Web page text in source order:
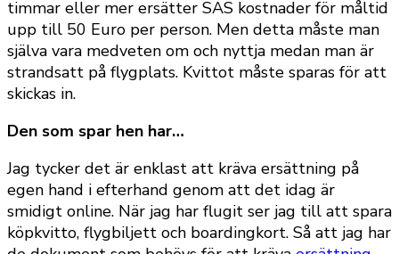
timmar eller mer ersätter SAS kostnader för måltid
upp till 50 Euro per person. Men detta måste man
själva vara medveten om och nyttja medan man är
strandsatt på flygplats. Kvittot måste sparas för att
skickas in.
Den som spar hen har…
Jag tycker det är enklast att kräva ersättning på
egen hand i efterhand genom att det idag är
smidigt online. När jag har flugit ser jag till att spara
köpkvitto, flygbiljett och boardingkort. Så att jag har